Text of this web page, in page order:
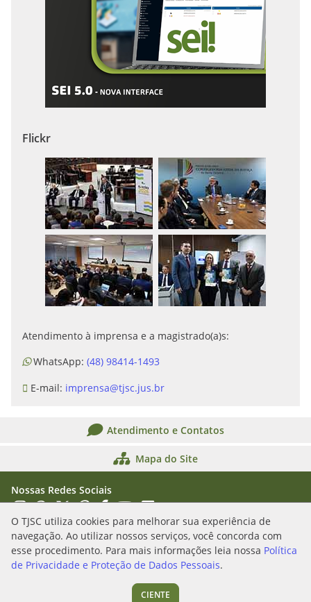
O TJSC utiliza cookies para melhorar sua experiência de
navegação. Ao utilizar nossos serviços, você concorda com
esse procedimento. Para mais informações leia nossa Política
de Privacidade e Proteção de Dados Pessoais.
CIENTE
Flickr
Atendimento à imprensa e a magistrado(a)s:
WhatsApp: (48) 98414-1493
E-mail: imprensa@tjsc.jus.br
Atendimento e Contatos
Mapa do Site
Nossas Redes Sociais
Acessar Instagram
Acessar WhatsApp
Acessar XAcessar Threads
Acessar Facebook
Acessar YouTube
Acessar Flickr
Acessar SoundCloud
Rua Álvaro Millen da Silveira, n. 208
Florianópolis/SC - CEP: 88020-901